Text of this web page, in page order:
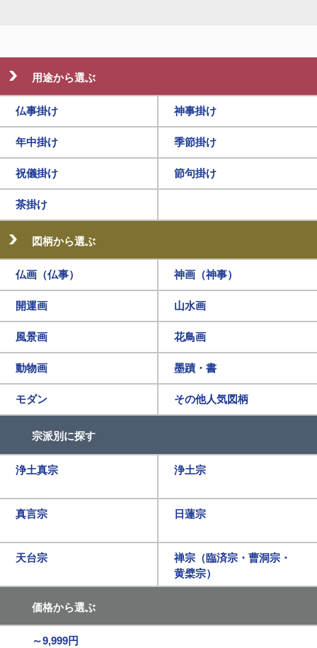
用途から選ぶ
仏事掛け 神事掛け
年中掛け 季節掛け
祝儀掛け 節句掛け
茶掛け
図柄から選ぶ
仏画（仏事） 神画（神事）
開運画 山水画
風景画 花鳥画
動物画 墨蹟・書
モダン その他人気図柄
宗派別に探す
浄土真宗 浄土宗
真言宗 日蓮宗
天台宗
禅宗（臨済宗・曹洞宗・
黄檗宗）
価格から選ぶ
～9,999円